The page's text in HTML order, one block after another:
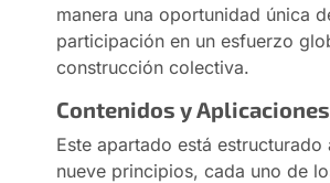
manera una oportunidad única
participación en un esfuerzo
construcción colectiva.
Contenidos y Aplicaciones
Este apartado está
nueve principios, cada uno de